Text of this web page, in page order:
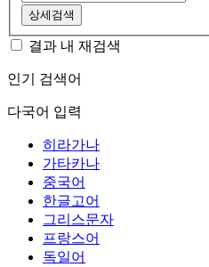
상세검색
결과 내 재검색
인기 검색어
다국어 입력
히라가나
가타카나
중국어
한글고어
그리스문자
프랑스어
독일어